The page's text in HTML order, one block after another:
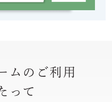
ムのご利用
って